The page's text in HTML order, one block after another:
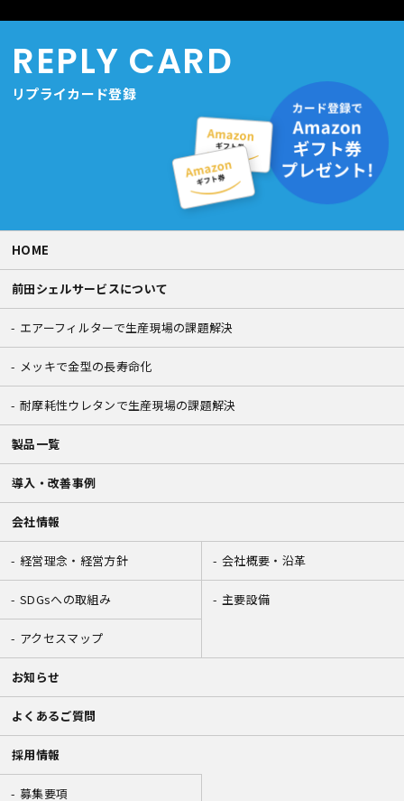
REPLY CARD
リプライカード登録
HOME
前田シェルサービスについて
エアーフィルターで生産現場の課題解決
メッキで金型の長寿命化
耐摩耗性ウレタンで生産現場の課題解決
製品一覧
導入・改善事例
会社情報
経営理念・経営方針 会社概要・沿革
SDGsへの取組み 主要設備
アクセスマップ
お知らせ
よくあるご質問
採用情報
募集要項